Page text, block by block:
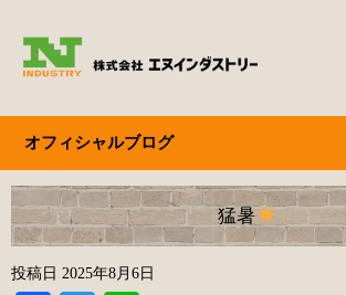
オフィシャルブログ
猛暑
投稿日 2025年8月6日